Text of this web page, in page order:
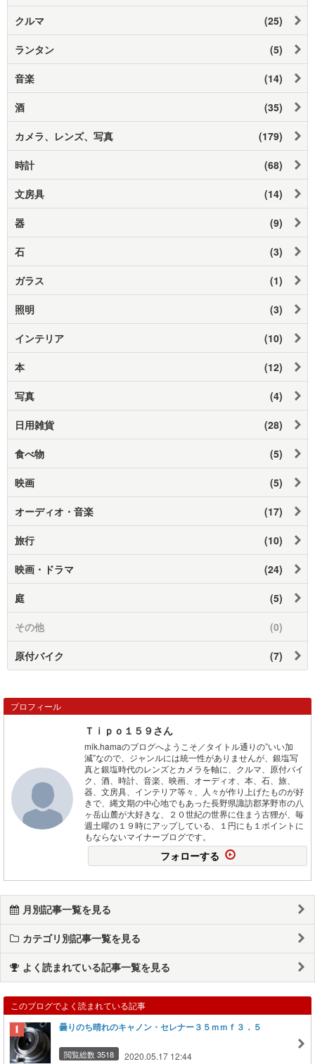
クルマ (25)
ランタン (5)
音楽 (14)
酒 (35)
カメラ、レンズ、写真 (179)
時計 (68)
文房具 (14)
器 (9)
石 (3)
ガラス (1)
照明 (3)
インテリア (10)
本 (12)
写真 (4)
日用雑貨 (28)
食べ物 (5)
映画 (5)
オーディオ・音楽 (17)
旅行 (10)
映画・ドラマ (24)
庭 (5)
その他 (0)
原付バイク (7)
プロフィール
Ｔｉｐｏ１５９さん
mik.hamaのブログへようこそ／タイトル通りの”いい加
減”なので、ジャンルには統一性がありませんが、銀塩写
真と銀塩時代のレンズとカメラを軸に、クルマ、原付バイ
ク、酒、時計、音楽、映画、オーディオ、本、石、旅、
器、文房具、インテリア等々、人々が作り上げたものが好
きで、縄文期の中心地でもあった長野県諏訪郡茅野市の八
ヶ岳山麓が大好きな、２０世紀の世界に住まう古狸が、毎
週土曜の１９時にアップしている、１円にも１ポイントに
もならないマイナーブログです。
フォローする
月別記事一覧を見る
カテゴリ別記事一覧を見る
よく読まれている記事一覧を見る
このブログでよく読まれている記事
曇りのち晴れのキャノン・セレナー３５ｍｍｆ３．５
閲覧総数 3518 2020.05.17 12:44